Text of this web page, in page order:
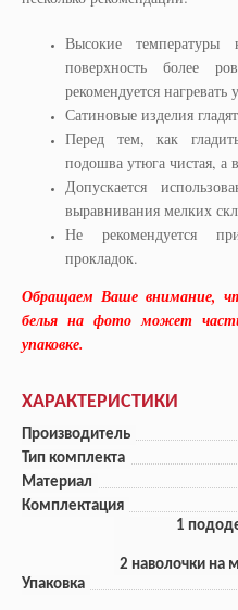
Высокие
поверхность более
рекомендуется нагревать
Сатиновые изделия
Перед тем, как
подошва утюга чистая, а
Допускается
выравнивания мелких
Не рекомендуется
прокладок.
Обращаем Ваше внимание,
белья на фото может
упаковке.
ХАРАКТЕРИСТИКИ
Производитель
Тип комплекта
Материал
Комплектация
1
2 наволочки на
Упаковка